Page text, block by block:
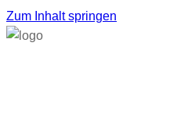
Zum Inhalt springen